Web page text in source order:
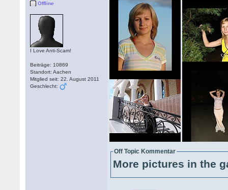
Offline
I Love Anti-Scam!
Beiträge: 10869
Standort: Aachen
Mitglied seit: 22. August 2011
Geschlecht:
Off Topic Kommentar
More pictures in the